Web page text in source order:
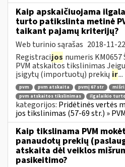
Kaip apskaičiuojama
turto patikslinta metinė
taikant pajamų kriterijų?
Web turinio sąrašas 2018-11-22
Registracijos numeris
PVM atskaitos tikslinimas
įsigytų (importuotų) prekių ir...
pvm pvm atskaita pvmį 67 str
mišri
pvm atskaitos tikslinimas
ilgalaikio turto
kategorijos: Pridėtinės vertės
jos tikslinimas (57-69 str.) »
Kaip tikslinama PVM
panaudotų prekių
atskaita dėl veiklos
pasikeitimo?